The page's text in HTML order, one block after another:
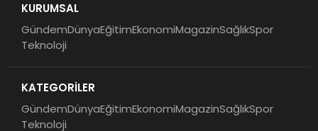
KURUMSAL
GündemDünyaEğitimEkonomiMagazinSağlıkSpor
Teknoloji
KATEGORİLER
GündemDünyaEğitimEkonomiMagazinSağlıkSpor
Teknoloji